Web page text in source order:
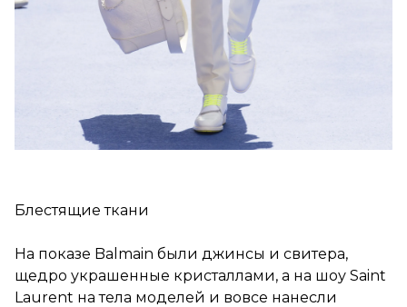
Блестящие ткани
На показе Balmain были джинсы и свитера,
щедро украшенные кристаллами, а на шоу Saint
Laurent на тела моделей и вовсе нанесли